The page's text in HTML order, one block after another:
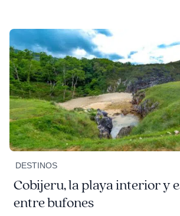
DESTINOS
Cobijeru, la playa interior y
entre bufones